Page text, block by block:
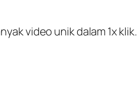
video unik dalam 1x klik.